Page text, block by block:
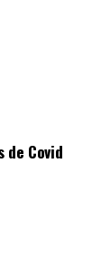
Covid